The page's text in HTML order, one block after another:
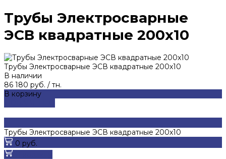
Трубы Электросварные
ЭСВ квадратные 200х10
Трубы Электросварные ЭСВ квадратные 200х10
В наличии
86 180 руб. / тн.
В корзину
Трубы Электросварные ЭСВ квадратные 200х10
0 руб.